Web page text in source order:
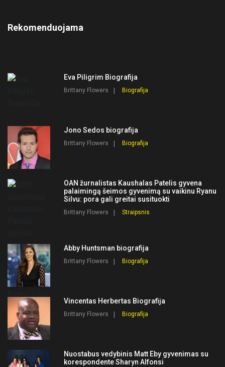
Rekomenduojama
Eva Piligrim Biografija
Brittany Flowers Biografija
Jono Sedos biografija
Brittany Flowers Biografija
OAN žurnalistas Kaushalas Patelis gyvena
palaimingą šeimos gyvenimą su vaikinu Ryanu
Silvu: pora gali greitai susituokti
Brittany Flowers Straipsnis
Abby Huntsman biografija
Brittany Flowers Biografija
Vincentas Herbertas Biografija
Brittany Flowers Biografija
Nuostabus vedybinis Matt Eby gyvenimas su
korespondente Sharyn Alfonsi